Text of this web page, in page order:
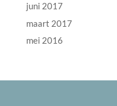
juni 2017
maart 2017
mei 2016